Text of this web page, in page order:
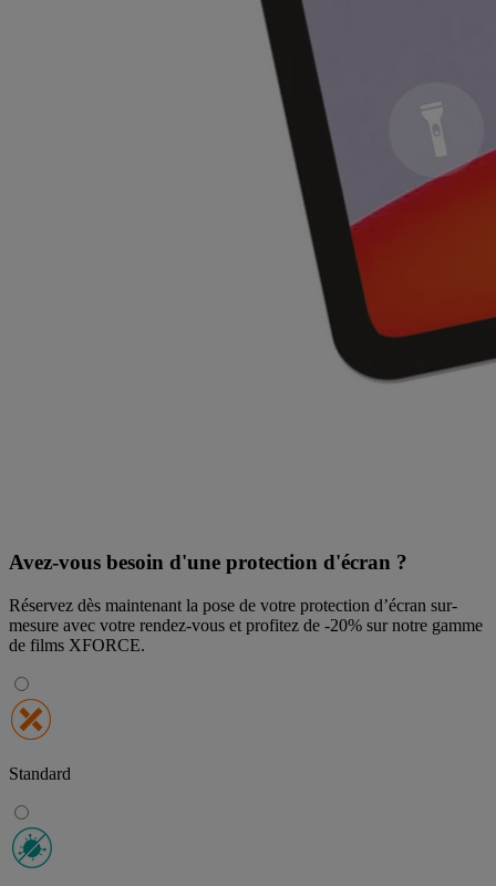
Avez-vous besoin d'une protection d'écran ?
Réservez dès maintenant la pose de votre protection d’écran sur-
mesure avec votre rendez-vous et profitez de -20% sur notre gamme
de films XFORCE.
Standard